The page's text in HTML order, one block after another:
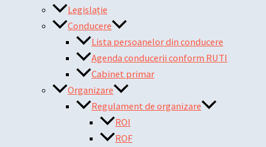
Legislație
Conducere
Lista persoanelor din conducere
Agenda conducerii conform RUTI
Cabinet primar
Organizare
Regulament de organizare
ROI
ROF